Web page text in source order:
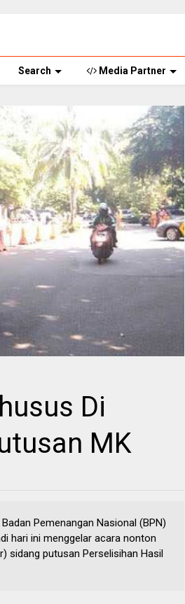
Search Media Partner
Di
MK
Badan Pemenangan Nasional (BPN)
hari ini menggelar acara nonton
sidang putusan Perselisihan Hasil